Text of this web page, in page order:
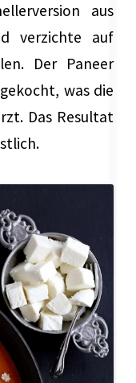
aus
verzichte auf
Der Paneer
was die
Das Resultat